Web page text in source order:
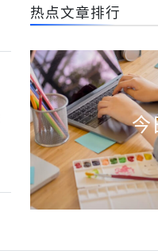
热点文章排行
今